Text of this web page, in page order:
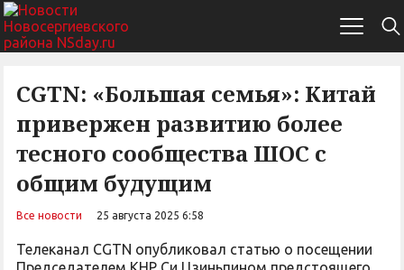
CGTN: «Большая семья»: Китай
привержен развитию более
тесного сообщества ШОС с
общим будущим
Все новости 25 августа 2025 6:58
Телеканал CGTN опубликовал статью о посещении